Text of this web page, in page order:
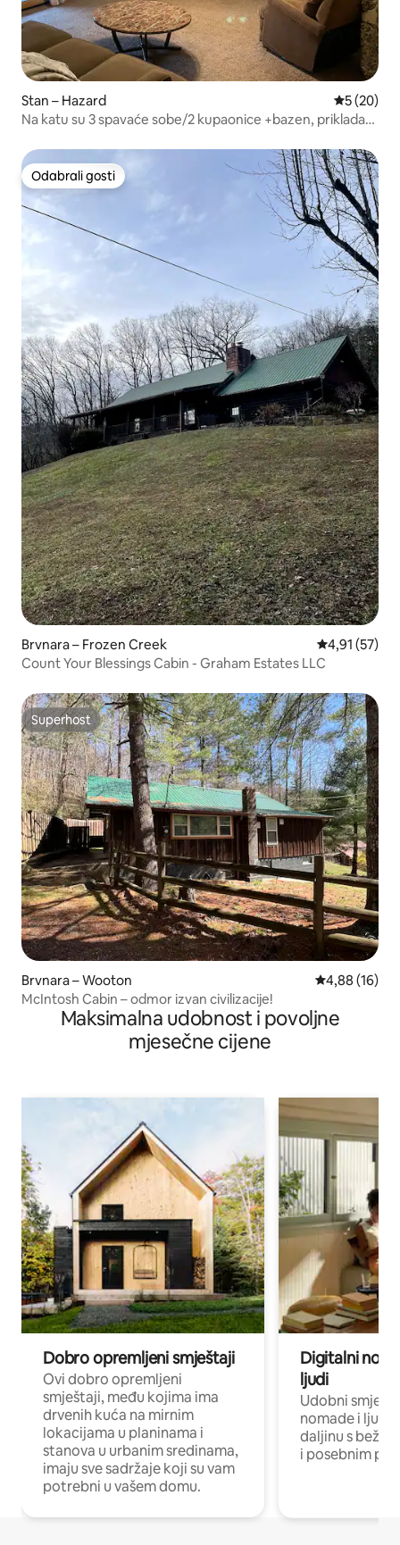
Stan – Hazard Prosječna
5 (20)
Na katu su 3 spavaće sobe/2 kupaonice +bazen, prikladan
Odabrali gosti
Odabrali gosti
Brvnara – Frozen Creek Prosječna
4,91 (57)
Count Your Blessings Cabin - Graham Estates LLC
Superhost
Superhost
Brvnara – Wooton Prosječna
4,88 (16)
McIntosh Cabin – odmor izvan civilizacije!
Maksimalna udobnost i povoljne
mjesečne cijene
Dobro opremljeni smještaji
Ovi dobro opremljeni
smještaji, među kojima ima
drvenih kuća na mirnim
lokacijama u planinama i
stanova u urbanim sredinama,
imaju sve sadržaje koji su vam
potrebni u vašem domu.
Digitalni
ljudi
Udobni
nomade i ljude
daljinu s
i posebnim